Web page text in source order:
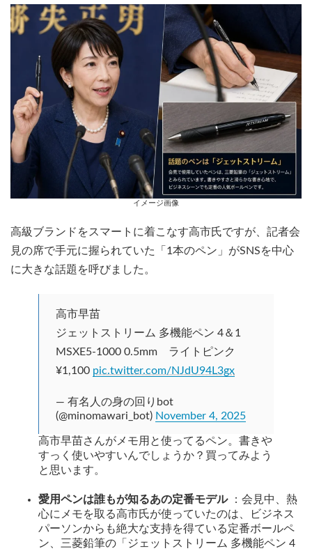
イメージ画像
高級ブランドをスマートに着こなす高市氏ですが、記者会
見の席で手元に握られていた「1本のペン」がSNSを中心
に大きな話題を呼びました。
高市早苗
ジェットストリーム 多機能ペン 4＆1
MSXE5-1000 0.5mm ライトピンク
¥1,100 pic.twitter.com/NJdU94L3gx
— 有名人の身の回りbot
(@minomawari_bot) November 4, 2025
高市早苗さんがメモ用と使ってるペン。書きや
すっく使いやすいんでしょうか？買ってみよう
と思います。
愛用ペンは誰もが知るあの定番モデル：会見中、熱
心にメモを取る高市氏が使っていたのは、ビジネス
パーソンからも絶大な支持を得ている定番ボールペ
ン、三菱鉛筆の「ジェットストリーム 多機能ペン 4